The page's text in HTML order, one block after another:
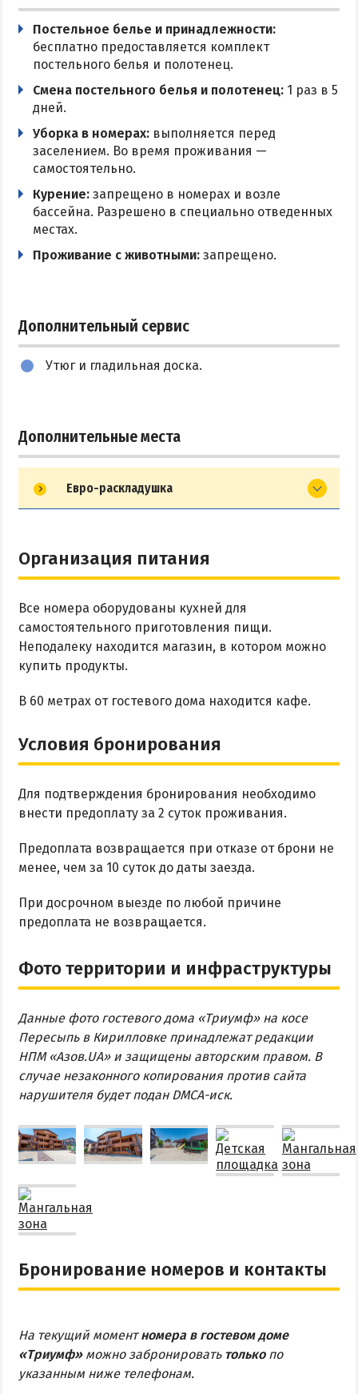
Постельное белье и принадлежности:
бесплатно предоставляется комплект
постельного белья и полотенец.
Смена постельного белья и полотенец: 1 раз в 5
дней.
Уборка в номерах: выполняется перед
заселением. Во время проживания —
самостоятельно.
Курение: запрещено в номерах и возле
бассейна. Разрешено в специально отведенных
местах.
Проживание с животными: запрещено.
Дополнительный сервис
Утюг и гладильная доска.
Дополнительные места
Евро-раскладушка
Организация питания
Все номера оборудованы кухней для
самостоятельного приготовления пищи.
Неподалеку находится магазин, в котором можно
купить продукты.
В 60 метрах от гостевого дома находится кафе.
Условия бронирования
Для подтверждения бронирования необходимо
внести предоплату за 2 суток проживания.
Предоплата возвращается при отказе от брони не
менее, чем за 10 суток до даты заезда.
При досрочном выезде по любой причине
предоплата не возвращается.
Фото территории и инфраструктуры
Данные фото гостевого дома «Триумф» на косе
Пересыпь в Кирилловке принадлежат редакции
НПМ «Азов.UA» и защищены авторским правом. В
случае незаконного копирования против сайта
нарушителя будет подан DMCA-иск.
Бронирование номеров и контакты
На текущий моментномера в гостевом доме
«Триумф»можно забронировать толькопо
указанным ниже телефонам.